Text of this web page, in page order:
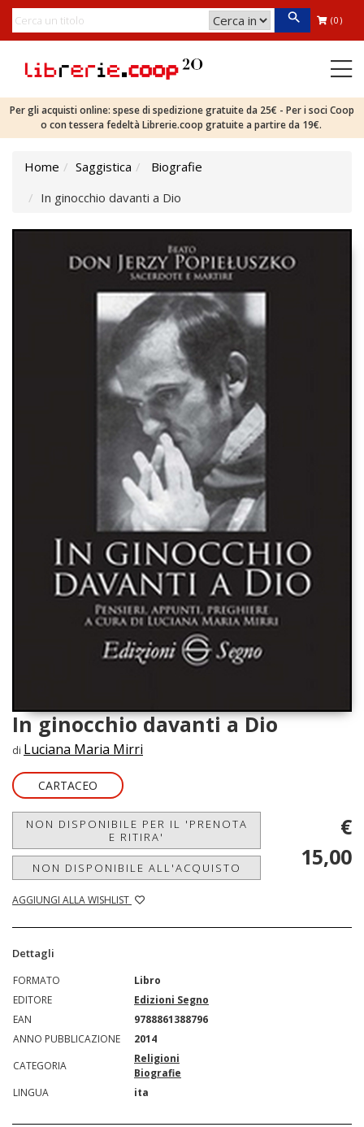
(0)
Per gli acquisti online: spese di spedizione gratuite da 25€ - Per i soci Coop
o con tessera fedeltà Librerie.coop gratuite a partire da 19€.
Home Saggistica
Biografie
In ginocchio davanti a Dio
In ginocchio davanti a Dio
di Luciana Maria Mirri
CARTACEO
NON DISPONIBILE PER IL 'PRENOTA
E RITIRA'
NON DISPONIBILE ALL'ACQUISTO
AGGIUNGI ALLA WISHLIST
€
15,00
Dettagli
FORMATO
Libro
EDITORE
Edizioni Segno
EAN
9788861388796
ANNO PUBBLICAZIONE
2014
CATEGORIA
Religioni
Biografie
LINGUA
ita